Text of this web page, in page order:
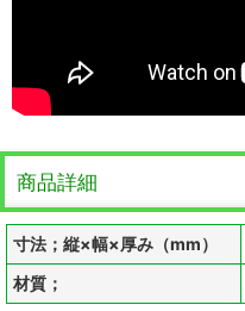
商品詳細
寸法；縦×幅×厚み（mm）
材質；